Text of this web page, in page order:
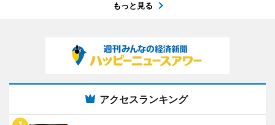
もっと見る
アクセスランキング